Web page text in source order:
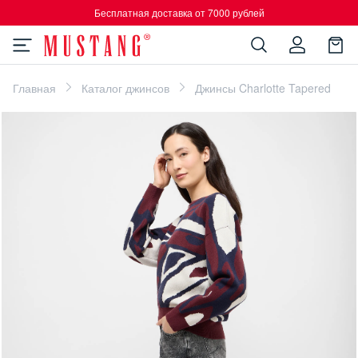
Бесплатная доставка от 7000 рублей
Главная Каталог джинсов Джинсы Charlotte Tapered